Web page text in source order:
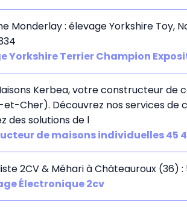
Monderlay : élevage Yorkshire Toy,
Yorkshire Terrier Champion
Kerbea, votre constructeur de
et-Cher). Découvrez nos services
des solutions de l
de maisons individuelles 45
2CV & Méhari à Châteauroux
Électronique 2cv